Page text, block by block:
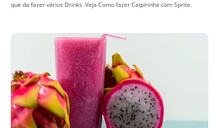
que da fazer vários Drinks. Veja Como fazer Caipirinha com Sprite.